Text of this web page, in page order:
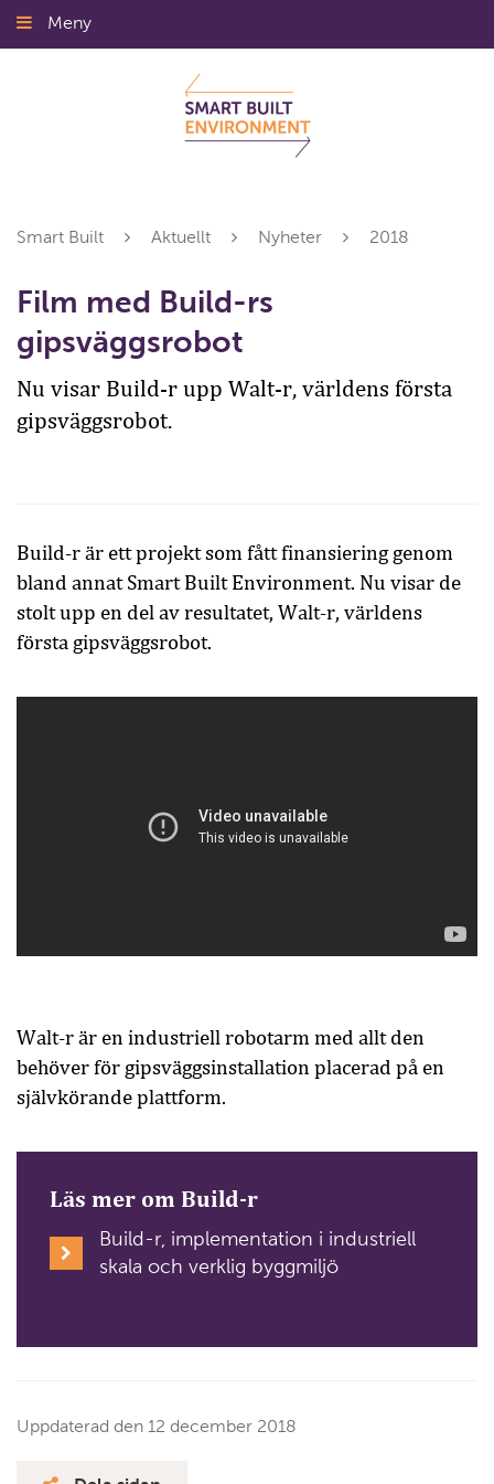
Gå
till
Meny
Smart Built Aktuellt Nyheter 2018
Film med Build-rs
gipsväggsrobot
Nu visar Build-r upp Walt-r, världens första
gipsväggsrobot.
Build-r är ett projekt som fått finansiering genom
bland annat Smart Built Environment. Nu visar de
stolt upp en del av resultatet, Walt-r, världens
första gipsväggsrobot.
Walt-r är en industriell robotarm med allt den
behöver för gipsväggsinstallation placerad på en
självkörande plattform.
Läs mer om Build-r
Build-r, implementation i industriell
skala och verklig byggmiljö
Uppdaterad den 12 december 2018